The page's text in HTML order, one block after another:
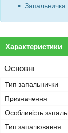
Характеристики
Основні
Тип запальнички
Призначення
Особливість
Тип запалювання